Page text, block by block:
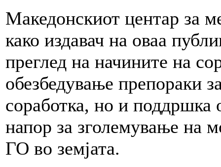
Македонскиот центар за
како издавач на оваа
преглед на начините на
обезбедување препораки
соработка, но и
напор за зголемување на
ГО во земјата.